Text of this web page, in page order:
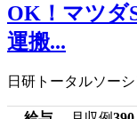
OK！マツダ
運搬...
日研トータルソー